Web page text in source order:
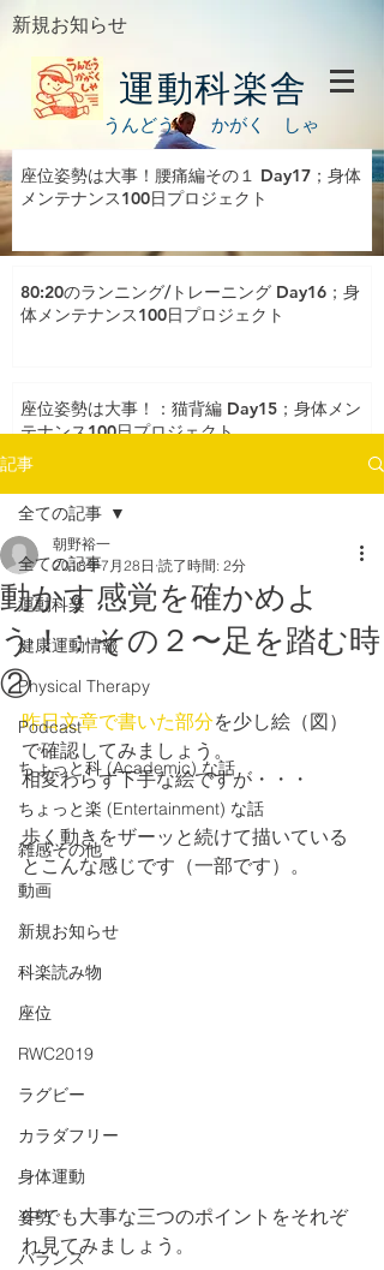
新規お知らせ
運動科楽舎
うんどう かがく しゃ
座位姿勢は大事！腰痛編その１ Day17；身体
メンテナンス100日プロジェクト
80:20のランニング/トレーニング Day16；身
体メンテナンス100日プロジェクト
座位姿勢は大事！：猫背編 Day15；身体メン
テナンス100日プロジェクト
記事
全ての記事
運動科楽
健康運動情報
Physical Therapy
Podcast
ちょっと科 (Academic) な話
ちょっと楽 (Entertainment) な話
雑感その他
動画
新規お知らせ
科楽読み物
座位
RWC2019
ラグビー
カラダフリー
身体運動
姿勢
バランス
全ての記事
動かす感覚を確かめよ
う！：その２〜足を踏む時
②
朝野裕一
2018年7月28日 読了時間: 2分
昨日文章で書いた部分を少し絵（図）
で確認してみましょう。
相変わらず下手な絵ですが・・・
歩く動きをザーッと続けて描いている
とこんな感じです（一部です）。
中でも大事な三つのポイントをそれぞ
れ見てみましょう。